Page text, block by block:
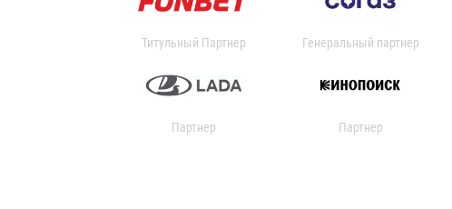
Титульный Партнер Генеральный партнер
Партнер Партнер